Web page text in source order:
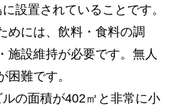
設置されていることです。
めには、飲料・食料の調
施設維持が必要です。無人
困難です。
の面積が402㎡と非常に小